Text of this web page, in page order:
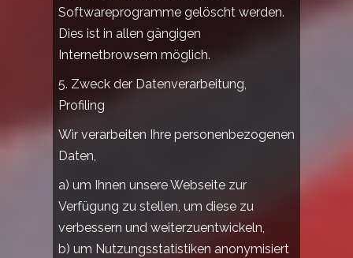
Softwareprogramme gelöscht werden.
Dies ist in allen gängigen
Internetbrowsern möglich.
5. Zweck der Datenverarbeitung,
Profiling
Wir verarbeiten Ihre personenbezogenen
Daten,
a) um Ihnen unsere Webseite zur
Verfügung zu stellen, um diese zu
verbessern und weiterzuentwickeln,
b) um Nutzungsstatistiken anonymisiert